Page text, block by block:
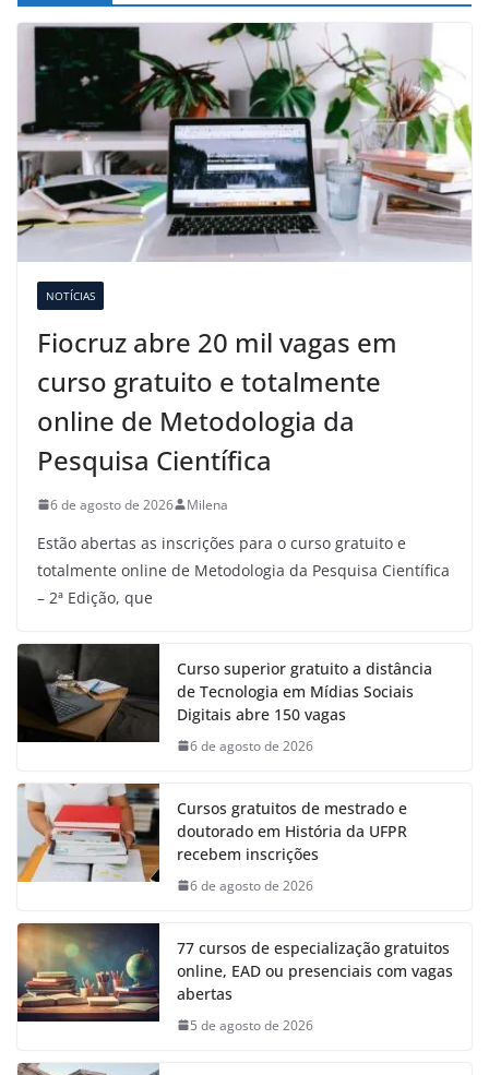
NOTÍCIAS
Fiocruz abre 20 mil vagas em
curso gratuito e totalmente
online de Metodologia da
Pesquisa Científica
6 de agosto de 2026 Milena
Estão abertas as inscrições para o curso gratuito e
totalmente online de Metodologia da Pesquisa Científica
– 2ª Edição, que
Curso superior gratuito a distância
de Tecnologia em Mídias Sociais
Digitais abre 150 vagas
6 de agosto de 2026
Cursos gratuitos de mestrado e
doutorado em História da UFPR
recebem inscrições
6 de agosto de 2026
77 cursos de especialização gratuitos
online, EAD ou presenciais com vagas
abertas
5 de agosto de 2026